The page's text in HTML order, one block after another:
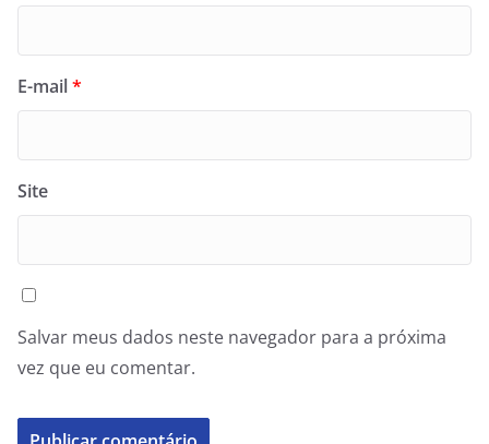
E-mail*
Site
Salvar meus dados neste navegador para a próxima
vez que eu comentar.